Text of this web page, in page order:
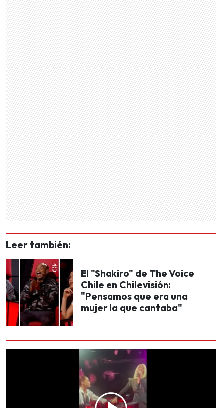
Leer también:
El "Shakiro" de The Voice
Chile en Chilevisión:
"Pensamos que era una
mujer la que cantaba"